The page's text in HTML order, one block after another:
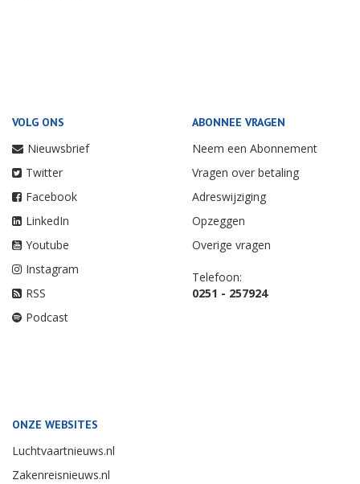
VOLG ONS
Nieuwsbrief
Twitter
Facebook
LinkedIn
Youtube
Instagram
RSS
Podcast
ABONNEE VRAGEN
Neem een Abonnement
Vragen over betaling
Adreswijziging
Opzeggen
Overige vragen
Telefoon:
0251 - 257924
ONZE WEBSITES
Luchtvaartnieuws.nl
Zakenreisnieuws.nl